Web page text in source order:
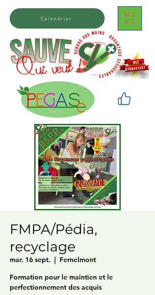
ME
NU
Calendrier
FMPA/Pédia,
recyclage
mar. 16 sept.
  |
Fernelmont
Formation pour le maintien et le
perfectionnement des acquis